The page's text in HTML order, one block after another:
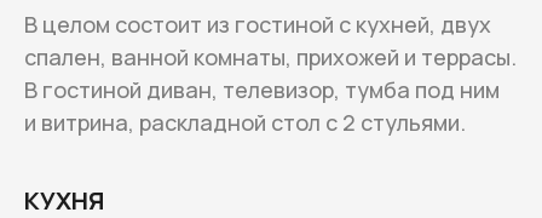
В целом состоит из гостиной с кухней, двух
спален, ванной комнаты, прихожей и террасы.
В гостиной диван, телевизор, тумба под ним
и витрина, раскладной стол с 2 стульями.
КУХНЯ